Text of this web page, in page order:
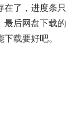
在了，进度条只
最后网盘下载的
载要好吧。